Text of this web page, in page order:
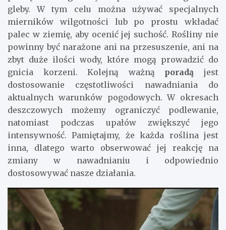
gleby. W tym celu można używać specjalnych
mierników wilgotności lub po prostu wkładać
palec w ziemię, aby ocenić jej suchość. Rośliny nie
powinny być narażone ani na przesuszenie, ani na
zbyt duże ilości wody, które mogą prowadzić do
gnicia korzeni. Kolejną ważną poradą jest
dostosowanie częstotliwości nawadniania do
aktualnych warunków pogodowych. W okresach
deszczowych możemy ograniczyć podlewanie,
natomiast podczas upałów zwiększyć jego
intensywność. Pamiętajmy, że każda roślina jest
inna, dlatego warto obserwować jej reakcję na
zmiany w nawadnianiu i odpowiednio
dostosowywać nasze działania.